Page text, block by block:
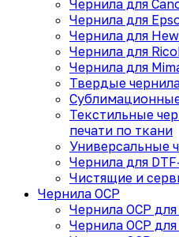
Чернила для
Чернила для
Чернила для
Чернила для
Чернила для
Твердые
Текстильные
печати по ткани
Универсальные
Чернила для
Чистящие и
Чернила OCP
Чернила OCP
Чернила OCP